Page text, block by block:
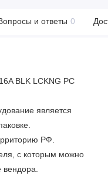
и ответы 0
BLK LCKNG PC
является
РФ.
с которым можно